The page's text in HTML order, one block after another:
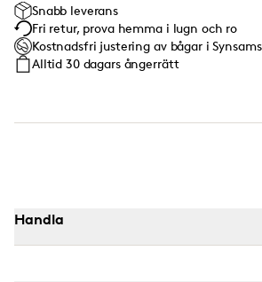
Snabb leverans
Fri retur, prova hemma i lugn och ro
Kostnadsfri justering av bågar i
Alltid 30 dagars ångerrätt
Handla